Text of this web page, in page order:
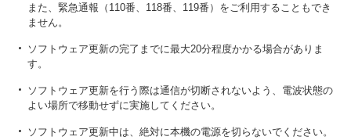
また、緊急通報（110番、118番、119番）をご利用することもでき
ません。
ソフトウェア更新の完了までに最大20分程度かかる場合がありま
す。
ソフトウェア更新を行う際は通信が切断されないよう、電波状態の
よい場所で移動せずに実施してください。
ソフトウェア更新中は、絶対に本機の電源を切らないでください。